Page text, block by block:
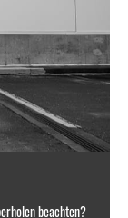
beachten?